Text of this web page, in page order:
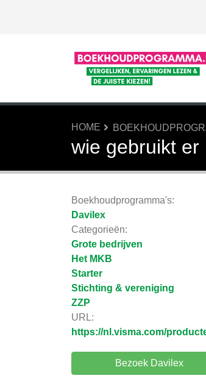
HOME
wie gebruikt er
Boekhoudprogramma's:
Davilex
Categorieën:
Grote bedrijven
Het MKB
Starter
Stichting & vereniging
ZZP
URL:
https://nl.visma.com/
Bezoek Davilex